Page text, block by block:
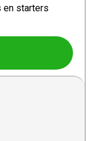
en starters